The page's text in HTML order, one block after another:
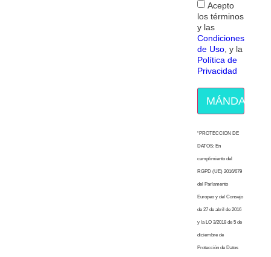
Acepto
los términos
y las
Condiciones
de Uso, y la
Política de
Privacidad
MÁNDAME
“PROTECCION DE
DATOS: En
cumplimiento del
RGPD (UE) 2016/679
del Parlamento
Europeo y del Consejo
de 27 de abril de 2016
y la LO 3/2018 de 5 de
diciembre de
Protección de Datos